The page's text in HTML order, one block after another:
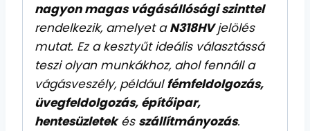
nagyon magas vágásállósági szinttel
rendelkezik, amelyet aN318HVjelölés
mutat. Ez a kesztyűt ideális választássá
teszi olyan munkákhoz, ahol fennáll a
vágásveszély, példáulfémfeldolgozás,
üvegfeldolgozás, építőipar,
hentesüzletekés szállítmányozás.